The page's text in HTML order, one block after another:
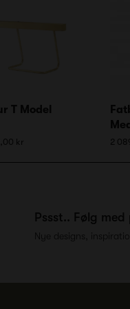
T Model
kr 2
Pssst.. Følg med
Nye designs,